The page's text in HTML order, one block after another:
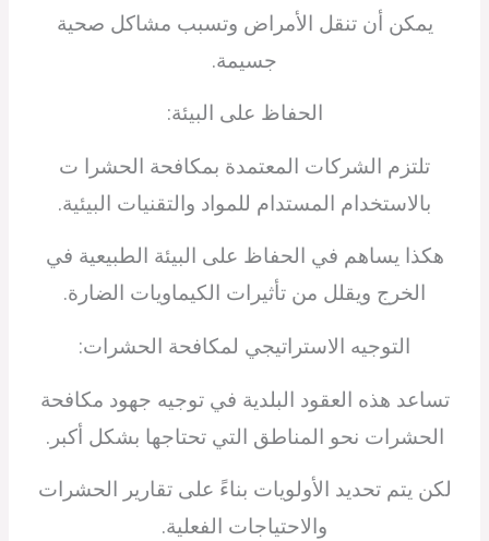
يمكن أن تنقل الأمراض وتسبب مشاكل صحية
جسيمة.
الحفاظ على البيئة:
تلتزم الشركات المعتمدة بمكافحة الحشرا ت
بالاستخدام المستدام للمواد والتقنيات البيئية.
هكذا يساهم في الحفاظ على البيئة الطبيعية في
الخرج ويقلل من تأثيرات الكيماويات الضارة.
التوجيه الاستراتيجي لمكافحة الحشرات:
تساعد هذه العقود البلدية في توجيه جهود مكافحة
الحشرات نحو المناطق التي تحتاجها بشكل أكبر.
لكن يتم تحديد الأولويات بناءً على تقارير الحشرات
والاحتياجات الفعلية.